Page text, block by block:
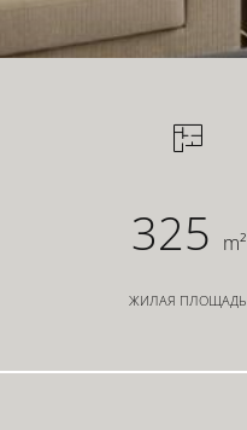
СВЯЗАТЬСЯ
325 m²
ЖИЛАЯ ПЛОЩАДЬ